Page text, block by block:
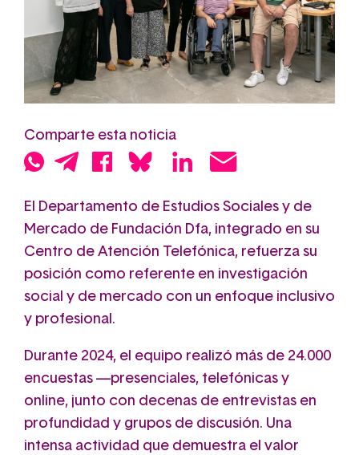
Comparte esta noticia
El Departamento de Estudios Sociales y de
Mercado de Fundación Dfa, integrado en su
Centro de Atención Telefónica, refuerza su
posición como referente en investigación
social y de mercado con un enfoque inclusivo
y profesional.
Durante 2024, el equipo realizó más de 24.000
encuestas —presenciales, telefónicas y
online, junto con decenas de entrevistas en
profundidad y grupos de discusión. Una
intensa actividad que demuestra el valor